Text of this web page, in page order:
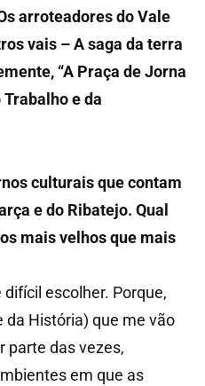
arroteadores do Vale
vais – A saga da terra
“A Praça de Jorna
e da
culturais que contam
e do Ribatejo. Qual
mais velhos que mais
escolher. Porque,
da História) que me vão
parte das vezes,
em que as